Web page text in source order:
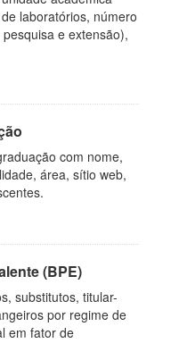
laboratórios, número
e extensão),
com nome,
área, sítio web,
(BPE)
substitutos, titular-
por regime de
em fator de